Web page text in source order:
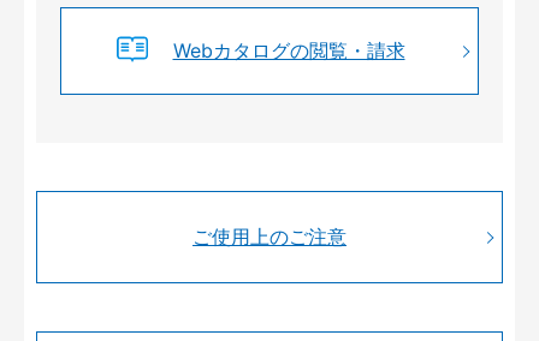
Webカタログの閲覧・請求
ご使用上のご注意